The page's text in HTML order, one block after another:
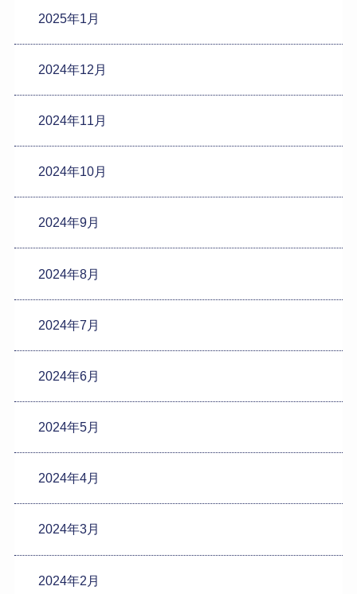
2025年1月
2024年12月
2024年11月
2024年10月
2024年9月
2024年8月
2024年7月
2024年6月
2024年5月
2024年4月
2024年3月
2024年2月